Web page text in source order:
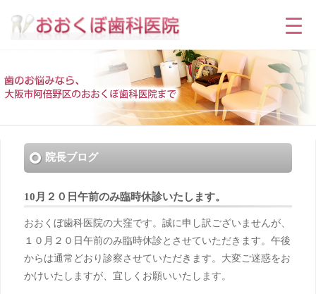
院長ブログ
10月２０日午前のみ臨時休診いたします。
おおくぼ歯科医院の大窪です。誠に申し訳ございませんが、
１０月２０日午前のみ臨時休診とさせていただきます。午後
からは通常どおり診察させていただきます。大変ご迷惑をお
かけいたしますが、宜しくお願いいたします。